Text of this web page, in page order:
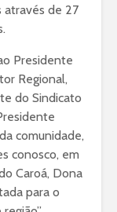
através de 27
Presidente
Regional,
do Sindicato
comunidade,
conosco, em
Caroá, Dona
para o